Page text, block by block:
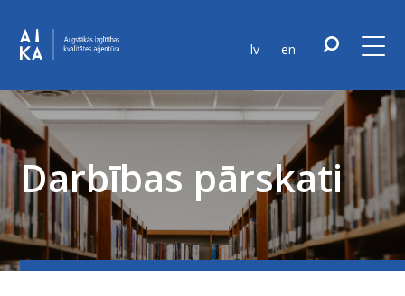
lv en
Darbības pārskati